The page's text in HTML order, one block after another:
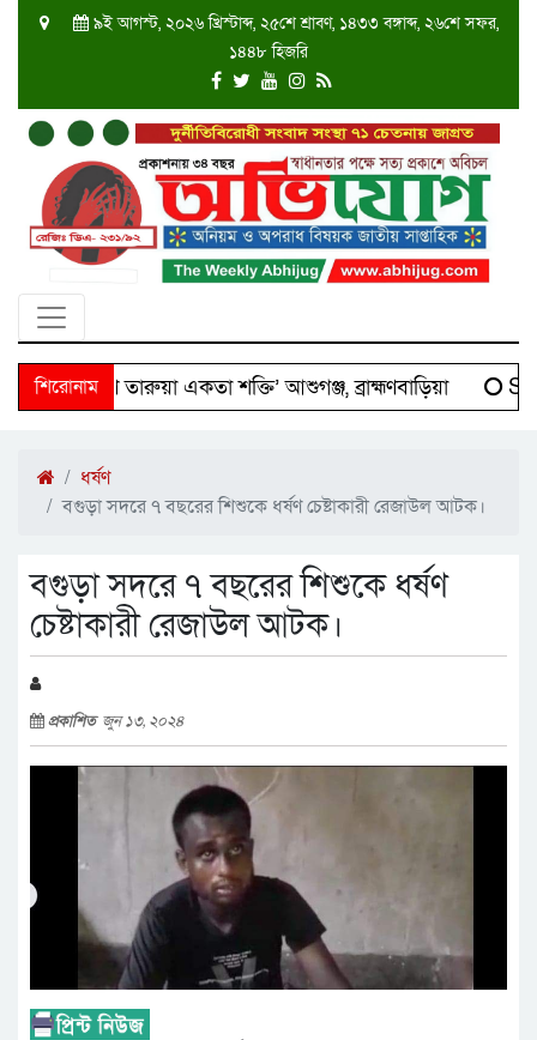
৯ই আগস্ট, ২০২৬ খ্রিস্টাব্দ, ২৫শে শ্রাবণ, ১৪৩৩ বঙ্গাব্দ, ২৬শে সফর,
১৪৪৮ হিজরি
শিরোনাম
‘দক্ষিণ তারুয়া একতা শক্তি’ আশুগঞ্জ, ব্রাহ্মণবাড়িয়া
ধর্ষণ
বগুড়া সদরে ৭ বছরের শিশুকে ধর্ষণ চেষ্টাকারী রেজাউল আটক।
বগুড়া সদরে ৭ বছরের শিশুকে ধর্ষণ
চেষ্টাকারী রেজাউল আটক।
প্রকাশিত জুন ১৩, ২০২৪